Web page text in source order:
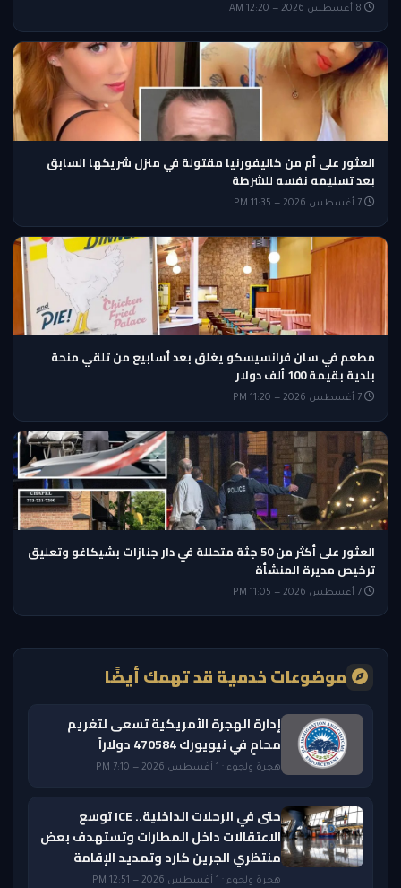
العثور على أم من كاليفورنيا مقتولة في منزل شريكها السابق
بعد تسليمه نفسه للشرطة
مطعم في سان فرانسيسكو يغلق بعد أسابيع من تلقي منحة
بلدية بقيمة 100 ألف دولار
العثور على أكثر من 50 جثة متحللة في دار جنازات بشيكاغو وتعليق
ترخيص مديرة المنشأة
موضوعات خدمية قد تهمك أيضًا
إدارة الهجرة الأمريكية تسعى لتغريم
محامٍ في نيويورك 470584 دولاراً
هجرة ولجوء · 1 أغسطس 2026 — 7:10 PM
حتى في الرحلات الداخلية.. ICE توسع
الاعتقالات داخل المطارات وتستهدف بعض
منتظري الجرين كارد وتمديد الإقامة
هجرة ولجوء · 1 أغسطس 2026 — 12:51 PM